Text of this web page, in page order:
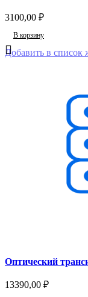
3100,00 ₽
В корзину
Добавить в список
Оптический
13390,00 ₽